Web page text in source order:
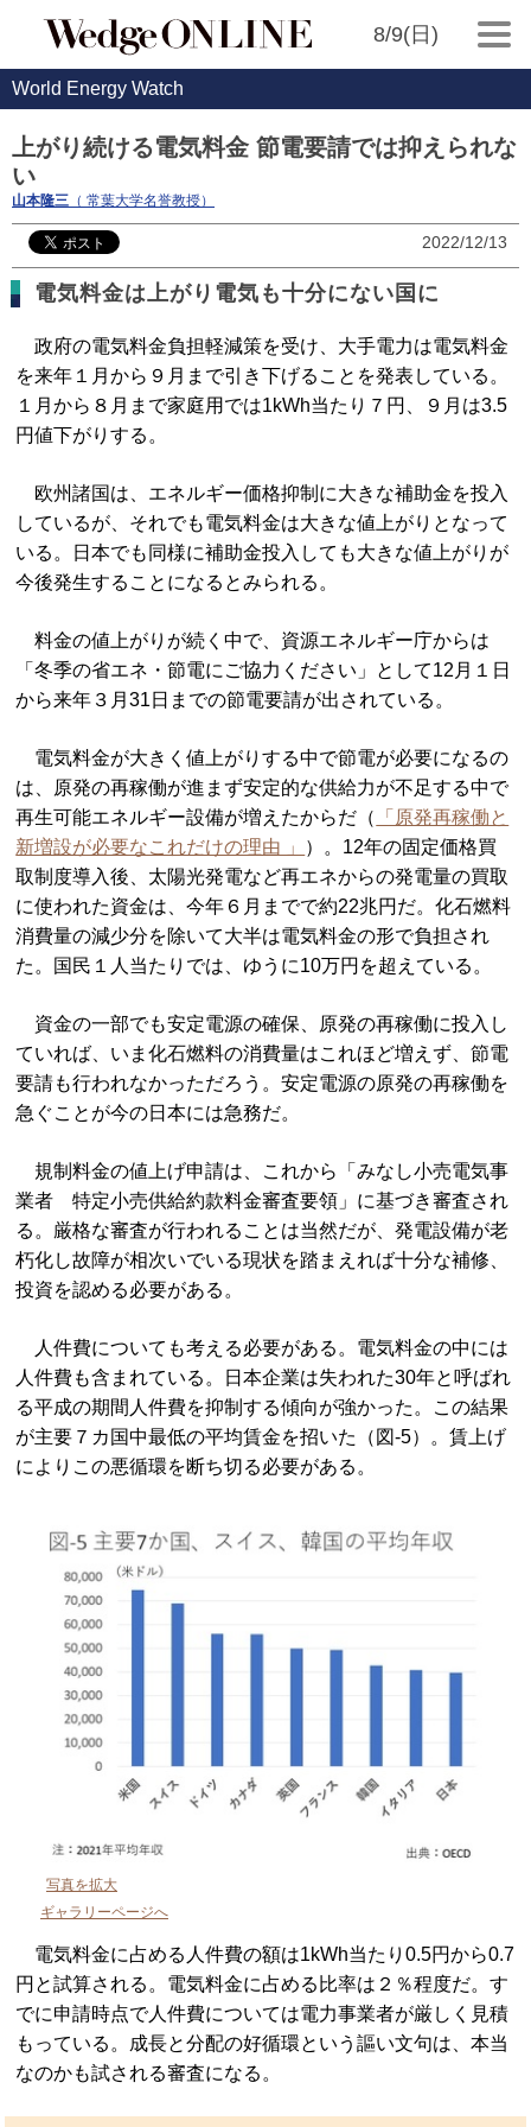
8/9(日)
World Energy Watch
上がり続ける電気料金 節電要請では抑えられな
い
山本隆三 （ 常葉大学名誉教授）
2022/12/13
電気料金は上がり電気も十分にない国に
政府の電気料金負担軽減策を受け、大手電力は電気料金
を来年１月から９月まで引き下げることを発表している。
１月から８月まで家庭用では1kWh当たり７円、９月は3.5
円値下がりする。
欧州諸国は、エネルギー価格抑制に大きな補助金を投入
しているが、それでも電気料金は大きな値上がりとなって
いる。日本でも同様に補助金投入しても大きな値上がりが
今後発生することになるとみられる。
料金の値上がりが続く中で、資源エネルギー庁からは
「冬季の省エネ・節電にご協力ください」として12月１日
から来年３月31日までの節電要請が出されている。
電気料金が大きく値上がりする中で節電が必要になるの
は、原発の再稼働が進まず安定的な供給力が不足する中で
再生可能エネルギー設備が増えたからだ（
「原発再稼働と
新増設が必要なこれだけの理由 」
）。12年の固定価格買
取制度導入後、太陽光発電など再エネからの発電量の買取
に使われた資金は、今年６月までで約22兆円だ。化石燃料
消費量の減少分を除いて大半は電気料金の形で負担され
た。国民１人当たりでは、ゆうに10万円を超えている。
資金の一部でも安定電源の確保、原発の再稼働に投入し
ていれば、いま化石燃料の消費量はこれほど増えず、節電
要請も行われなかっただろう。安定電源の原発の再稼働を
急ぐことが今の日本には急務だ。
規制料金の値上げ申請は、これから「みなし小売電気事
業者 特定小売供給約款料金審査要領」に基づき審査され
る。厳格な審査が行われることは当然だが、発電設備が老
朽化し故障が相次いでいる現状を踏まえれば十分な補修、
投資を認める必要がある。
人件費についても考える必要がある。電気料金の中には
人件費も含まれている。日本企業は失われた30年と呼ばれ
る平成の期間人件費を抑制する傾向が強かった。この結果
が主要７カ国中最低の平均賃金を招いた（図-5）。賃上げ
によりこの悪循環を断ち切る必要がある。
写真を拡大
ギャラリーページへ
電気料金に占める人件費の額は1kWh当たり0.5円から0.7
円と試算される。電気料金に占める比率は２％程度だ。す
でに申請時点で人件費については電力事業者が厳しく見積
もっている。成長と分配の好循環という謳い文句は、本当
なのかも試される審査になる。